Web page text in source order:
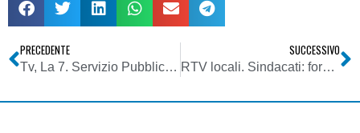
PRECEDENTE
Tv, La 7. Servizio Pubblico: numeri da record su Twitter, oltre 200.000 tweet
SUCCESSIVO
RTV locali. Sindacati: forze politiche prestino attenzione a gridi allarme settore che annaspa